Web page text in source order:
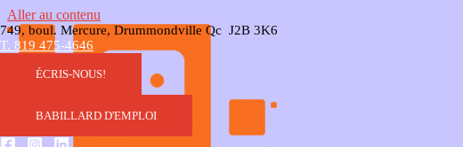
Aller au contenu
749, boul. Mercure, Drummondville Qc J2B 3K6
T. 819 475-4646
ÉCRIS-NOUS!
BABILLARD D'EMPLOI